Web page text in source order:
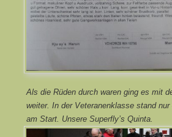
Als die Rüden durch waren ging es mit
weiter. In der Veteranenklasse stand nur
am Start. Unsere Superfly’s Quinta.